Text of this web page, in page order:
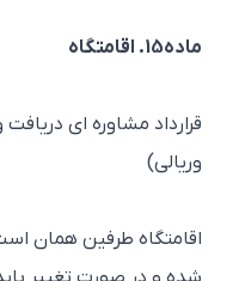
ماده15. اقامتگاه
قرارداد مشاوره ای دریافت
وریالی)
اقامتگاه طرفین همان است